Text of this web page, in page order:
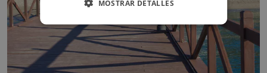
MOSTRAR DETALLES